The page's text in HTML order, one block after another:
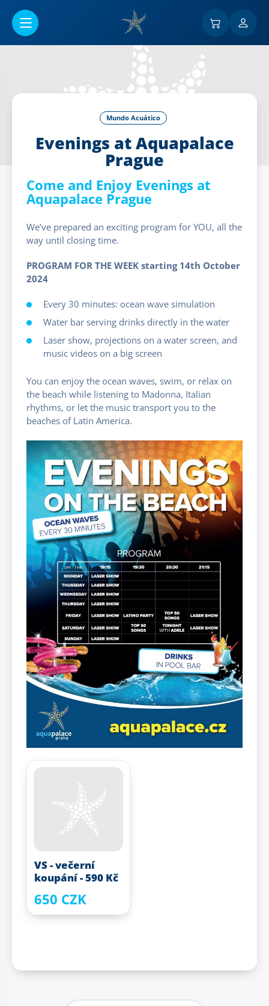
Mundo Acuático
Evenings at Aquapalace
Prague
Come and Enjoy Evenings at
Aquapalace Prague
We’ve prepared an exciting program for YOU, all the
way until closing time.
PROGRAM FOR THE WEEK starting 14th October
2024
Every 30 minutes: ocean wave simulation
Water bar serving drinks directly in the water
Laser show, projections on a water screen, and
music videos on a big screen
You can enjoy the ocean waves, swim, or relax on
the beach while listening to Madonna, Italian
rhythms, or let the music transport you to the
beaches of Latin America.
VS - večerní
koupání - 590 Kč
650 CZK